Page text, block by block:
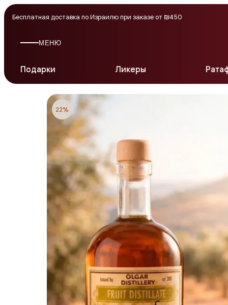
Бесплатная доставка по Израилю при заказе от ₪450
МЕНЮ
Подарки Ликеры
22%